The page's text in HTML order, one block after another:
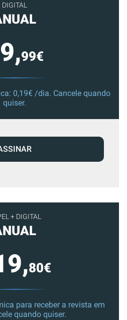
+ DIGITAL
80€
para receber a revista em
quando quiser.
DIGITAL
99€
0,19€ /dia. Cancele quando
quiser.